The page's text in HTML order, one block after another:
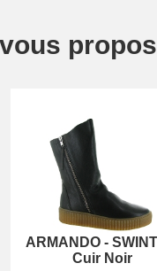
ARMANDO-
Cuir Noir